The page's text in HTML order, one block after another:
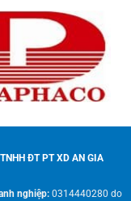
ĐT PT XD AN GIA
nghiệp:0314440280 do